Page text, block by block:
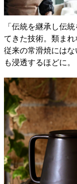
「伝統を継承し伝
てきた技術。類ま
従来の常滑焼には
も浸透するほどに。